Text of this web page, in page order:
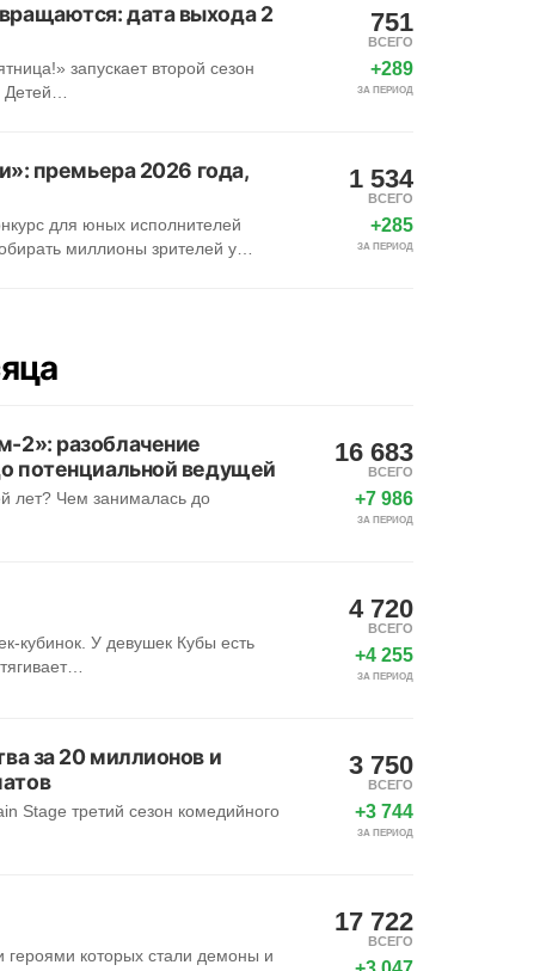
дата выхода 2
запускает второй сезон
Детей…
751
ВСЕГО
+289
ЗА ПЕРИОД
премьера 2026 года,
для юных исполнителей
миллионы зрителей у…
1 534
ВСЕГО
+285
ЗА ПЕРИОД
2»: разоблачение
потенциальной ведущей
лет? Чем занималась до
16 683
ВСЕГО
+7 986
ЗА ПЕРИОД
кубинок. У девушек Кубы есть
4 720
ВСЕГО
+4 255
ЗА ПЕРИОД
за 20 миллионов и
Stage третий сезон комедийного
3 750
ВСЕГО
+3 744
ЗА ПЕРИОД
которых стали демоны и
17 722
ВСЕГО